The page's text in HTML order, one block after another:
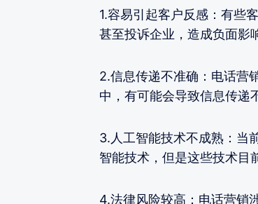
1.容易引起客户反感：有些
甚至投诉企业，造成负面影
2.信息传递不准确：电话营
中，有可能会导致信息传递
3.人工智能技术不成熟：当
智能技术，但是这些技术目
4.法律风险较高：电话营销